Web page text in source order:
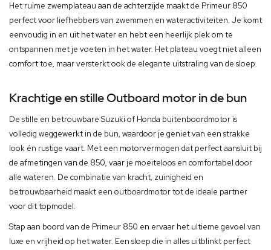
Het ruime zwemplateau aan de achterzijde maakt de Primeur 850
perfect voor liefhebbers van zwemmen en wateractiviteiten. Je komt
eenvoudig in en uit het water en hebt een heerlijk plek om te
ontspannen met je voeten in het water. Het plateau voegt niet alleen
comfort toe, maar versterkt ook de elegante uitstraling van de sloep.
Krachtige en stille Outboard motor in de bun
De stille en betrouwbare Suzuki of Honda buitenboordmotor is
volledig weggewerkt in de bun, waardoor je geniet van een strakke
look én rustige vaart. Met een motorvermogen dat perfect aansluit bij
de afmetingen van de 850, vaar je moeiteloos en comfortabel door
alle wateren. De combinatie van kracht, zuinigheid en
betrouwbaarheid maakt een outboardmotor tot de ideale partner
voor dit topmodel.
Stap aan boord van de Primeur 850 en ervaar het ultieme gevoel van
luxe en vrijheid op het water. Een sloep die in alles uitblinkt perfect